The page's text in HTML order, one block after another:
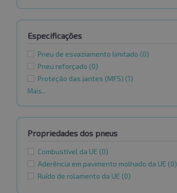
Especificações
Pneu de esvaziamento limitado (0)
Pneu reforçado (0)
Proteção das jantes (MFS) (1)
Mais...
Propriedades dos pneus
Combustível da UE (0)
Aderência em pavimento molhado da UE (0)
Ruído de rolamento da UE (0)